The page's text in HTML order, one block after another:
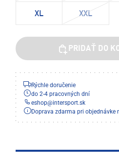
XL XXL
PRIDAŤ DO
Rýchle doručenie
do 2-4 pracovných dní
eshop@intersport.sk
Doprava zdarma pri objednávke